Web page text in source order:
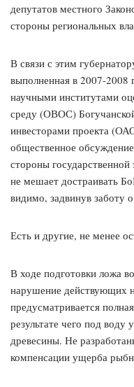
депутатов местного
стороны региональных
В связи с этим
выполненная в 2007-2008
научными институтами
среду (ОВОС)
инвесторами проекта
общественное
стороны
не мешает достраивать
видимо, задвинув заботу
Есть и другие, не менее
В ходе подготовки ложа
нарушение действующих
предусматривается
результате чего под
древесины. Не
компенсации ущерба